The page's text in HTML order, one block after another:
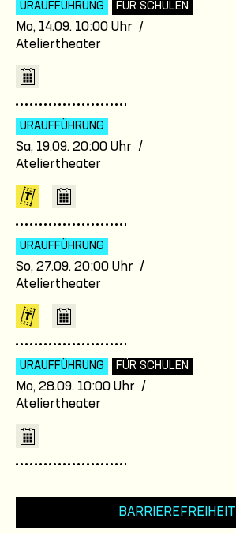
URAUFFÜHRUNG FÜR SCHULEN
Mo, 14.09. 10:00 Uhr /
Ateliertheater
URAUFFÜHRUNG
Sa, 19.09. 20:00 Uhr /
Ateliertheater
URAUFFÜHRUNG
So, 27.09. 20:00 Uhr /
Ateliertheater
URAUFFÜHRUNG FÜR SCHULEN
Mo, 28.09. 10:00 Uhr /
Ateliertheater
BARRIEREFREIHEIT